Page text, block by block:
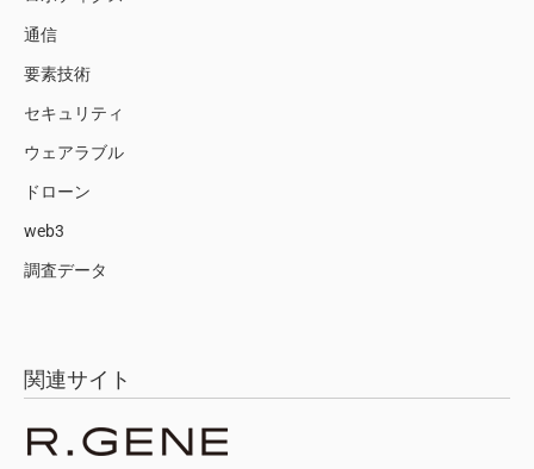
通信
要素技術
セキュリティ
ウェアラブル
ドローン
web3
調査データ
関連サイト